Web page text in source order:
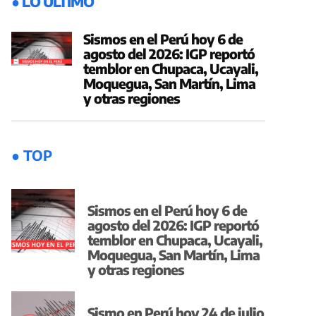
Sismos en el Perú hoy 6 de
agosto del 2026: IGP reportó
temblor en Chupaca, Ucayali,
Moquegua, San Martín, Lima
y otras regiones
● TOP
Sismos en el Perú hoy 6 de
agosto del 2026: IGP reportó
temblor en Chupaca, Ucayali,
Moquegua, San Martín, Lima
y otras regiones
Sismo en Perú hoy 24 de julio